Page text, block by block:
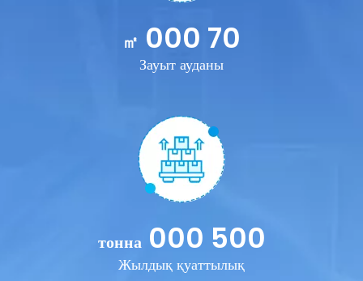
70 000
㎡
Зауыт ауданы
500 000
тонна
Жылдық қуаттылық